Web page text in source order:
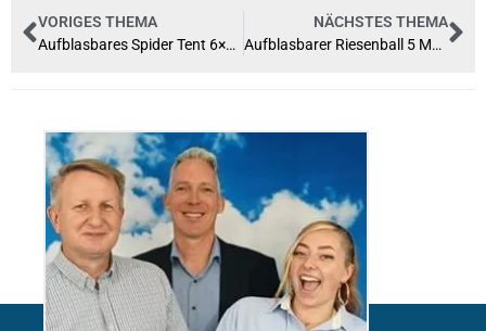
VORIGES THEMA
Aufblasbares Spider Tent 6×4 m
NÄCHSTES THEMA
Aufblasbarer Riesenball 5 Meter